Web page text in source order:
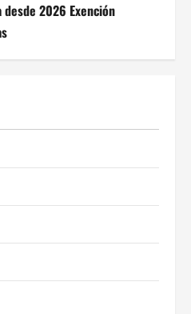
2026 Exención